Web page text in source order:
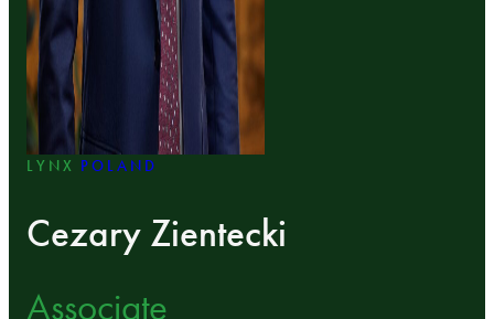
LYNX POLAND
Cezary Zientecki
Associate